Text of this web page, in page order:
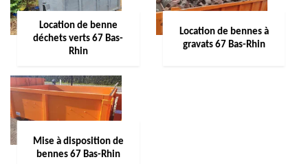
Location de benne
déchets verts 67 Bas-
Rhin
Location de bennes à
gravats 67 Bas-Rhin
Mise à disposition de
bennes 67 Bas-Rhin